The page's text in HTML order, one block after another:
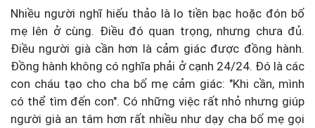
Nhiều người nghĩ hiếu thảo là lo tiền bạc hoặc đón bố
mẹ lên ở cùng. Điều đó quan trọng, nhưng chưa đủ.
Điều người già cần hơn là cảm giác được đồng hành.
Đồng hành không có nghĩa phải ở cạnh 24/24. Đó là các
con cháu tạo cho cha bố mẹ cảm giác: "Khi cần, mình
có thể tìm đến con". Có những việc rất nhỏ nhưng giúp
người già an tâm hơn rất nhiều như dạy cha bố mẹ gọi